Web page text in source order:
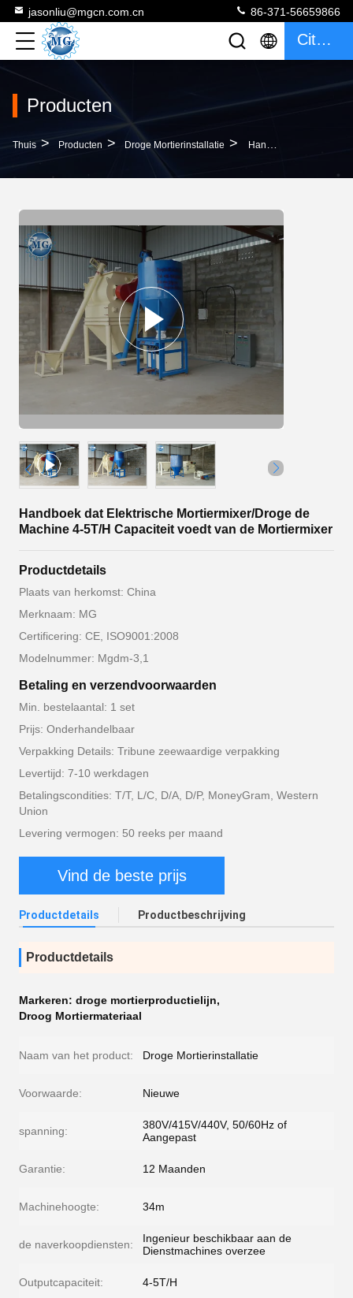
jasonliu@mgcn.com.cn 86-371-56659866
Citaat
Producten
Thuis > Producten > Droge Mortierinstallatie > Handboek Dat Elektrische Mortiermixer/Droge De Machine 4-5T/H Capaciteit Voedt Van De Mortiermixer
Handboek dat Elektrische Mortiermixer/Droge de
Machine 4-5T/H Capaciteit voedt van de Mortiermixer
Productdetails
Plaats van herkomst: China
Merknaam: MG
Certificering: CE, ISO9001:2008
Modelnummer: Mgdm-3,1
Betaling en verzendvoorwaarden
Min. bestelaantal: 1 set
Prijs: Onderhandelbaar
Verpakking Details: Tribune zeewaardige verpakking
Levertijd: 7-10 werkdagen
Betalingscondities: T/T, L/C, D/A, D/P, MoneyGram, Western
Union
Levering vermogen: 50 reeks per maand
Vind de beste prijs
Productdetails Productbeschrijving
Productdetails
Markeren: droge mortierproductielijn,
Droog Mortiermateriaal
Naam van het product: Droge Mortierinstallatie
Voorwaarde: Nieuwe
spanning:
380V/415V/440V, 50/60Hz of
Aangepast
Garantie: 12 Maanden
Machinehoogte: 34m
de naverkoopdiensten:
Ingenieur beschikbaar aan de
Dienstmachines overzee
Outputcapaciteit: 4-5T/H